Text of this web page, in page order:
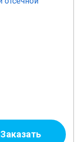
Заказать